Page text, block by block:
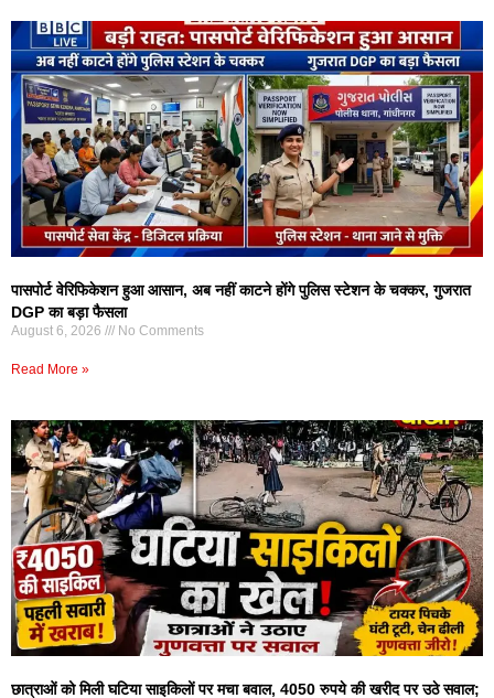
पासपोर्ट वेरिफिकेशन हुआ आसान, अब नहीं काटने होंगे पुलिस स्टेशन के चक्कर, गुजरात
DGP का बड़ा फैसला
August 6, 2026 No Comments
Read More »
छात्राओं को मिली घटिया साइकिलों पर मचा बवाल, 4050 रुपये की खरीद पर उठे सवाल;